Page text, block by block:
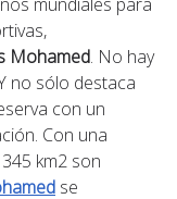
Mohamed. No hay
no sólo destaca
con un
Con una
km2 son
se